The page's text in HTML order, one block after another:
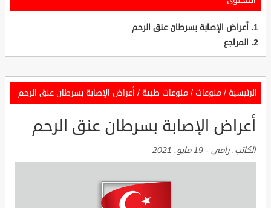
أعراض الإصابة بسرطان عنق الرحم
المراجع
الرئيسية / منوعات / منوعات طبية / أعراض الإصابة بسرطان عنق الرحم
أعراض الإصابة بسرطان عنق الرحم
الكاتب: رامي - 19 مايو, 2021